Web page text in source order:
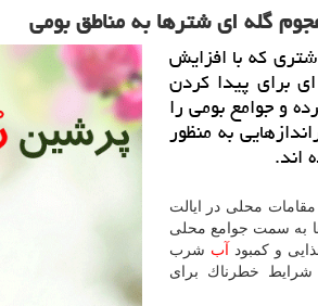
گله ای شترها به مناطق بومی
رز با هجوم ۱۰ هزار شتری كه با افزایش
برای پیدا كردن
و جوامع بومی را
به منظور
اند.
محلی در ایالت
به سمت جوامع محلی
و كمبود
آب شرب
خطرناك برای